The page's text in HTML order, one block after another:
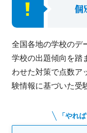
個
全国各地の学校のデ
学校の出題傾向を踏
わせた対策で点数ア
験情報に基づいた受
「やれ